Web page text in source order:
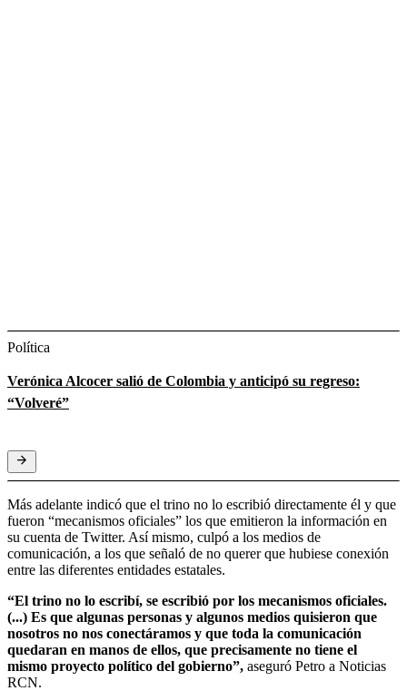
Política
Verónica Alcocer salió de Colombia y anticipó su regreso:
“Volveré”
Más adelante indicó que el trino no lo escribió directamente él y que
fueron “mecanismos oficiales” los que emitieron la información en
su cuenta de Twitter. Así mismo, culpó a los medios de
comunicación, a los que señaló de no querer que hubiese conexión
entre las diferentes entidades estatales.
“El trino no lo escribí, se escribió por los mecanismos oficiales.
(...) Es que algunas personas y algunos medios quisieron que
nosotros no nos conectáramos y que toda la comunicación
quedaran en manos de ellos, que precisamente no tiene el
mismo proyecto político del gobierno”, aseguró Petro a Noticias
RCN.